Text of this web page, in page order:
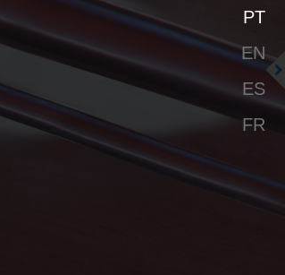
PT
EN
ES
FR